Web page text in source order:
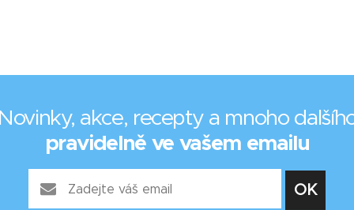
Novinky, akce, recepty a mnoho
pravidelně ve vašem emailu